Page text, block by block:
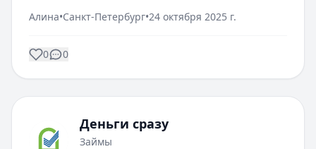
Алина•Санкт-Петербург•24 октября 2025 г.
0 0
Деньги сразу
Займы